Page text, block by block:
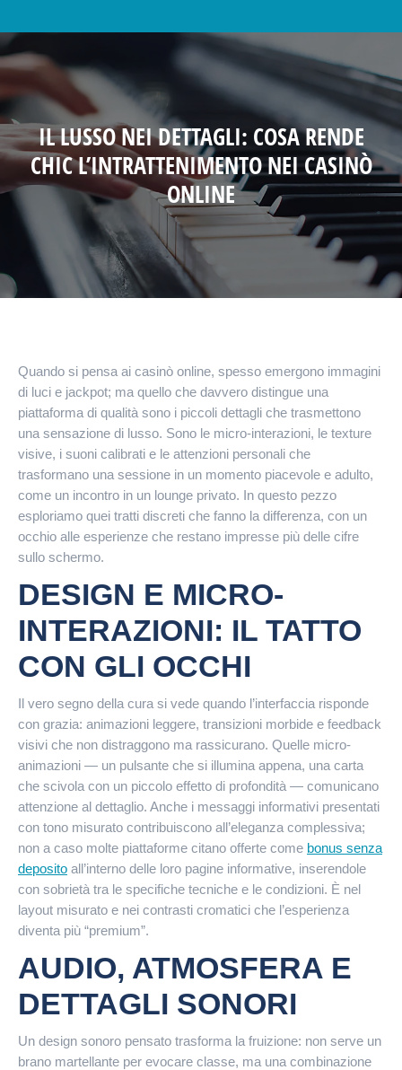
IL LUSSO NEI DETTAGLI: COSA RENDE
CHIC L’INTRATTENIMENTO NEI CASINÒ
ONLINE
Quando si pensa ai casinò online, spesso emergono immagini
di luci e jackpot; ma quello che davvero distingue una
piattaforma di qualità sono i piccoli dettagli che trasmettono
una sensazione di lusso. Sono le micro-interazioni, le texture
visive, i suoni calibrati e le attenzioni personali che
trasformano una sessione in un momento piacevole e adulto,
come un incontro in un lounge privato. In questo pezzo
esploriamo quei tratti discreti che fanno la differenza, con un
occhio alle esperienze che restano impresse più delle cifre
sullo schermo.
DESIGN E MICRO-
INTERAZIONI: IL TATTO
CON GLI OCCHI
Il vero segno della cura si vede quando l’interfaccia risponde
con grazia: animazioni leggere, transizioni morbide e feedback
visivi che non distraggono ma rassicurano. Quelle micro-
animazioni — un pulsante che si illumina appena, una carta
che scivola con un piccolo effetto di profondità — comunicano
attenzione al dettaglio. Anche i messaggi informativi presentati
con tono misurato contribuiscono all’eleganza complessiva;
non a caso molte piattaforme citano offerte come bonus senza
deposito all’interno delle loro pagine informative, inserendole
con sobrietà tra le specifiche tecniche e le condizioni. È nel
layout misurato e nei contrasti cromatici che l’esperienza
diventa più “premium”.
AUDIO, ATMOSFERA E
DETTAGLI SONORI
Un design sonoro pensato trasforma la fruizione: non serve un
brano martellante per evocare classe, ma una combinazione